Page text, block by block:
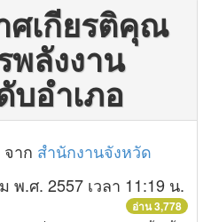
ศเกียรติคุณ
พลังงาน
อำเภอ
าก สำนักงานจังหวัด
พ.ศ. 2557 เวลา 11:19 น.
อ่าน 3,778